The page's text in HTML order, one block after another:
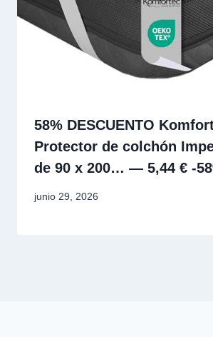
58% DESCUENTO
Protector de colchón
de 90 x 200… — 5,44 € -
junio 29, 2026